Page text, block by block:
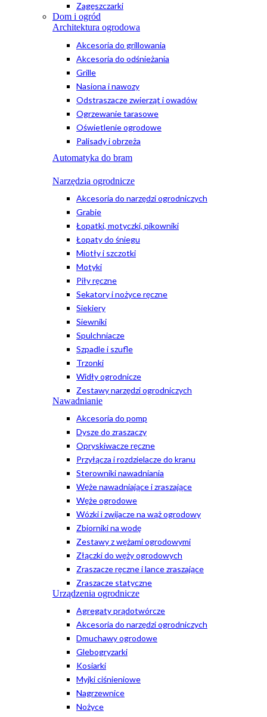
Zagęszczarki
Dom i ogród
Architektura ogrodowa
Akcesoria do grillowania
Akcesoria do odśnieżania
Grille
Nasiona i nawozy
Odstraszacze zwierząt i owadów
Ogrzewanie tarasowe
Oświetlenie ogrodowe
Palisady i obrzeża
Automatyka do bram
Narzędzia ogrodnicze
Akcesoria do narzędzi ogrodniczych
Grabie
Łopatki, motyczki, pikowniki
Łopaty do śniegu
Miotły i szczotki
Motyki
Piły ręczne
Sekatory i nożyce ręczne
Siekiery
Siewniki
Spulchniacze
Szpadle i szufle
Trzonki
Widły ogrodnicze
Zestawy narzędzi ogrodniczych
Nawadnianie
Akcesoria do pomp
Dysze do zraszaczy
Opryskiwacze ręczne
Przyłącza i rozdzielacze do kranu
Sterowniki nawadniania
Węże nawadniające i zraszające
Węże ogrodowe
Wózki i zwijacze na wąż ogrodowy
Zbiorniki na wodę
Zestawy z wężami ogrodowymi
Złączki do węży ogrodowych
Zraszacze ręczne i lance zraszające
Zraszacze statyczne
Urządzenia ogrodnicze
Agregaty prądotwórcze
Akcesoria do narzędzi ogrodniczych
Dmuchawy ogrodowe
Glebogryzarki
Kosiarki
Myjki ciśnieniowe
Nagrzewnice
Nożyce